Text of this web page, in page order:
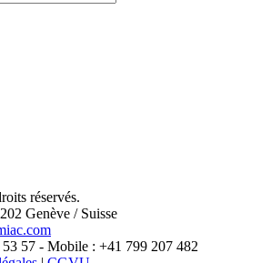
X
réservés.
Genève / Suisse
57 - Mobile : +41 799 207 482